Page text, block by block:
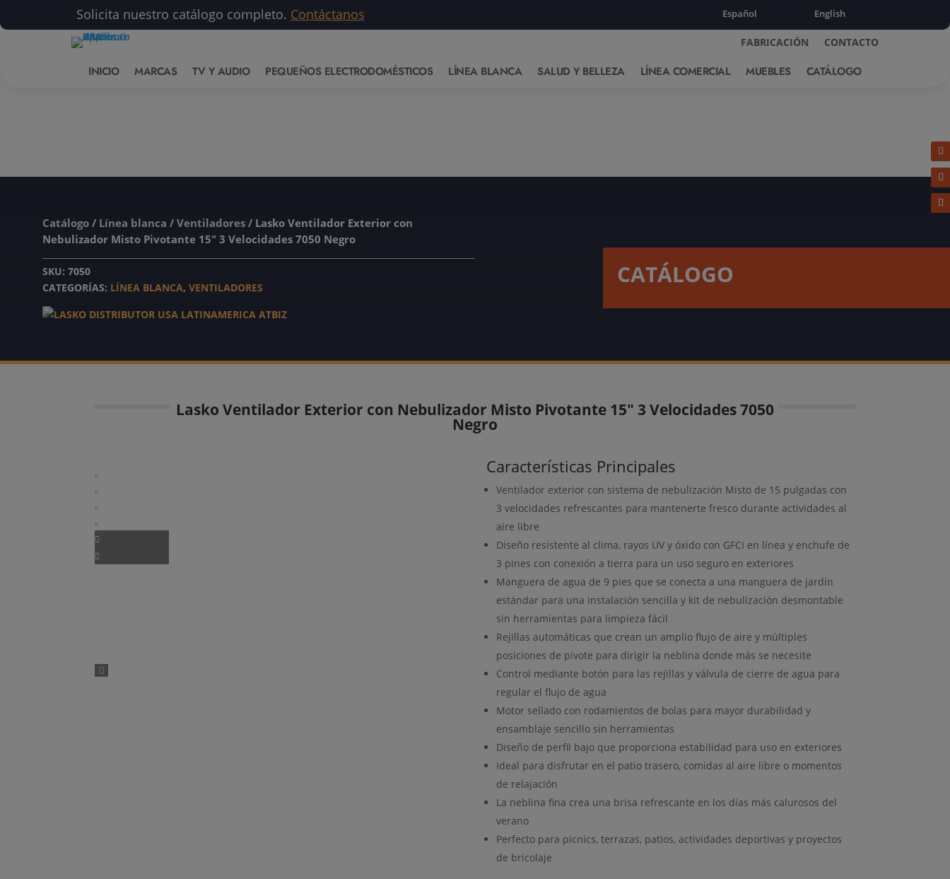
Solicita nuestro catálogo completo. Contáctanos Español English
FABRICACIÓN CONTACTO
INICIO MARCAS TV Y AUDIO PEQUEÑOS ELECTRODOMÉSTICOS LÍNEA BLANCA SALUD Y BELLEZA LÍNEA COMERCIAL MUEBLES CATÁLOGO
Catálogo / Línea blanca / Ventiladores / Lasko Ventilador Exterior con
Nebulizador Misto Pivotante 15″ 3 Velocidades 7050 Negro
SKU: 7050
CATEGORÍAS: LÍNEA BLANCA, VENTILADORES CATÁLOGO
Lasko Ventilador Exterior con Nebulizador Misto Pivotante 15″ 3 Velocidades 7050
Negro
Características Principales
Ventilador exterior con sistema de nebulización Misto de 15 pulgadas con
3 velocidades refrescantes para mantenerte fresco durante actividades al
aire libre
Diseño resistente al clima, rayos UV y óxido con GFCI en línea y enchufe de
3 pines con conexión a tierra para un uso seguro en exteriores
Manguera de agua de 9 pies que se conecta a una manguera de jardín
estándar para una instalación sencilla y kit de nebulización desmontable
sin herramientas para limpieza fácil
Rejillas automáticas que crean un amplio flujo de aire y múltiples
posiciones de pivote para dirigir la neblina donde más se necesite
Control mediante botón para las rejillas y válvula de cierre de agua para
regular el flujo de agua
Motor sellado con rodamientos de bolas para mayor durabilidad y
ensamblaje sencillo sin herramientas
Diseño de perfil bajo que proporciona estabilidad para uso en exteriores
Ideal para disfrutar en el patio trasero, comidas al aire libre o momentos
de relajación
La neblina fina crea una brisa refrescante en los días más calurosos del
verano
Perfecto para picnics, terrazas, patios, actividades deportivas y proyectos
de bricolaje